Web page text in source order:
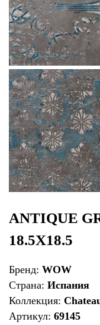
ANTIQUE
18.5X18.5
Бренд: WOW
Страна: Испания
Коллекция:
Артикул: 69145